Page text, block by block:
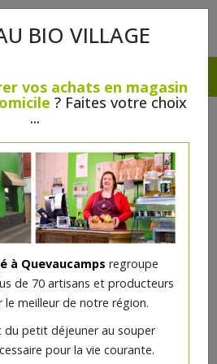
BIO VILLAGE
vos achats en magasin
? Faites votre choix
...
à Quevaucamps regroupe
de 70 artisans et producteurs
meilleur de notre région.
petit déjeuner au souper
pour la vie courante.
32x32cm